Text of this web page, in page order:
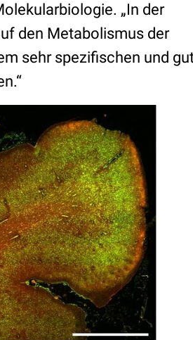
„In der
den Metabolismus der
sehr spezifischen und